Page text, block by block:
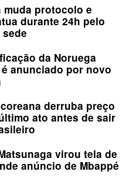
muda protocolo e
durante 24h pelo
da Noruega
anunciado por novo
derruba preço
ato antes de sair
virou tela de
anúncio de Mbappé